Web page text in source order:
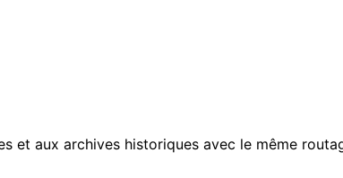
et aux archives historiques avec le même